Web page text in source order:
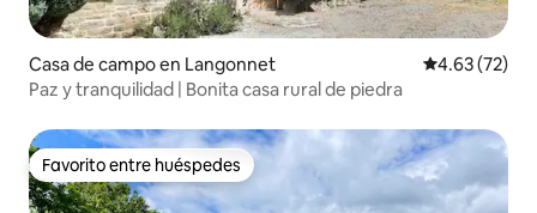
Casa de campo en Langonnet Calificación
4.63 (72)
Paz y tranquilidad | Bonita casa rural de piedra
Favorito entre huéspedes
Favorito entre huéspedes